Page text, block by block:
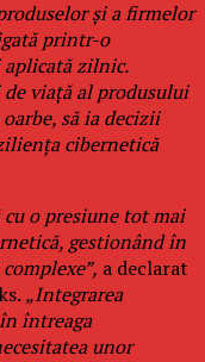
și a firmelor
printr-o
zilnic.
viață al produsului
să ia decizii
cibernetică
o presiune tot mai
gestionând în
a declarat
„Integrarea
întreaga
unor